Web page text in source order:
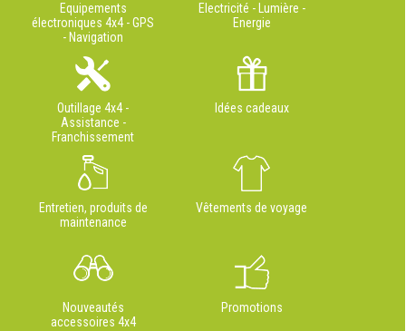
Equipements
électroniques 4x4 - GPS
- Navigation
Electricité - Lumière -
Energie
Outillage 4x4 -
Assistance -
Franchissement
Idées cadeaux
Entretien, produits de
maintenance
Vêtements de voyage
Nouveautés
accessoires 4x4
Promotions